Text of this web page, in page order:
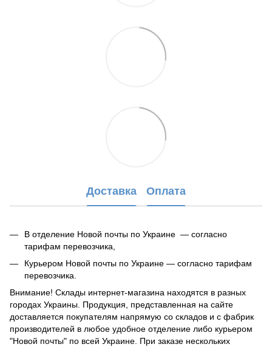
Доставка Оплата
В отделение Новой почты по Украине — согласно
тарифам перевозчика,
Курьером Новой почты по Украине — согласно тарифам
перевозчика.
Внимание! Склады интернет-магазина находятся в разных
городах Украины. Продукция, представленная на сайте
доставляется покупателям напрямую со складов и с фабрик
производителей в любое удобное отделение либо курьером
"Новой почты" по всей Украине. При заказе нескольких